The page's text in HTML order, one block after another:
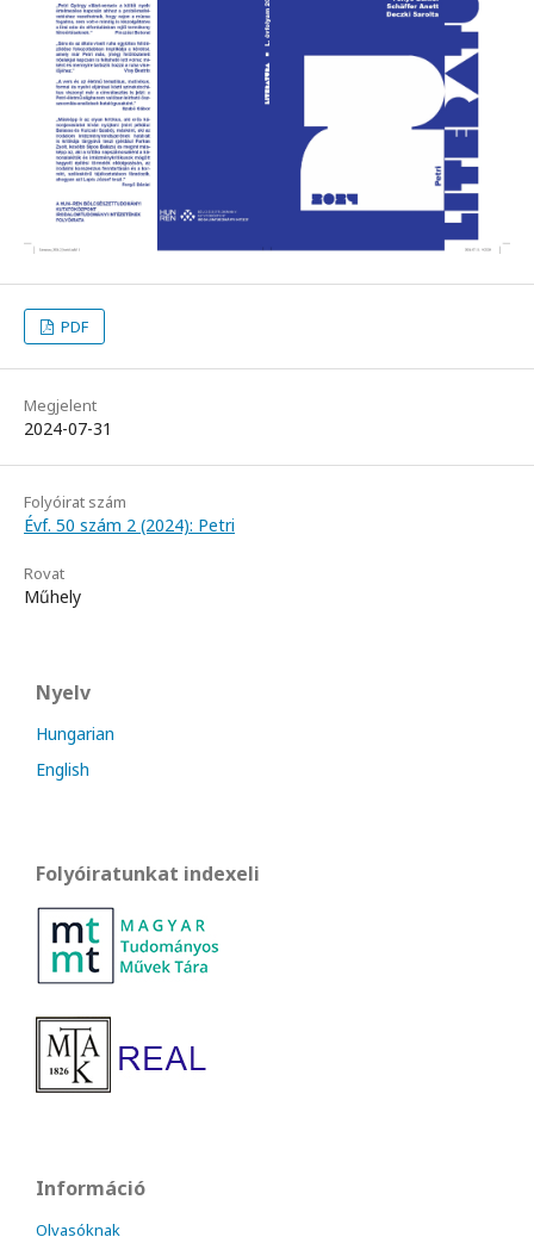
PDF
Megjelent
2024-07-31
Folyóirat szám
Évf. 50 szám 2 (2024): Petri
Rovat
Műhely
Nyelv
Hungarian
English
Folyóiratunkat indexeli
Információ
Olvasóknak